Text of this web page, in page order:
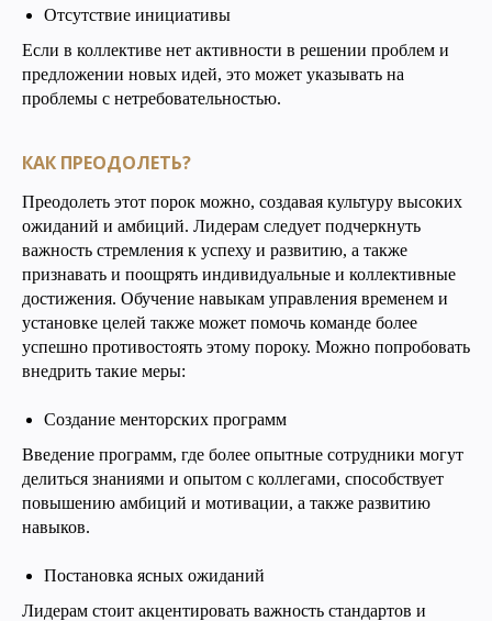
Отсутствие инициативы
Если в коллективе нет активности в решении проблем и
предложении новых идей, это может указывать на
проблемы с нетребовательностью.
КАК ПРЕОДОЛЕТЬ?
Преодолеть этот порок можно, создавая культуру высоких
ожиданий и амбиций. Лидерам следует подчеркнуть
важность стремления к успеху и развитию, а также
признавать и поощрять индивидуальные и коллективные
достижения. Обучение навыкам управления временем и
установке целей также может помочь команде более
успешно противостоять этому пороку. Можно попробовать
внедрить такие меры:
Создание менторских программ
Введение программ, где более опытные сотрудники могут
делиться знаниями и опытом с коллегами, способствует
повышению амбиций и мотивации, а также развитию
навыков.
Постановка ясных ожиданий
Лидерам стоит акцентировать важность стандартов и